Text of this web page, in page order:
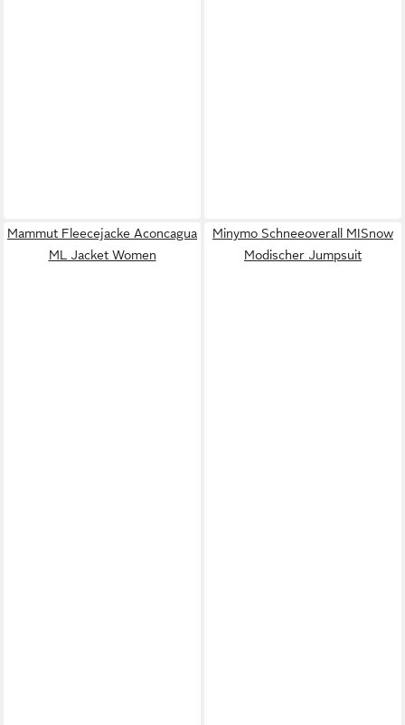
Mammut Fleecejacke Aconcagua
ML Jacket Women
Minymo Schneeoverall MISnow
Modischer Jumpsuit